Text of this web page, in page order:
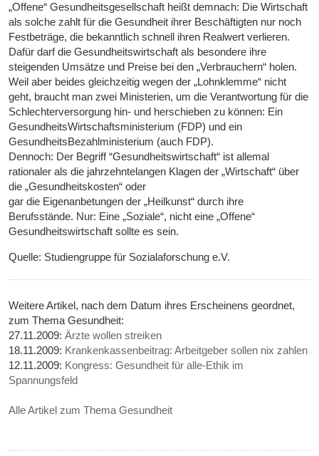
„Offene“ Gesundheitsgesellschaft heißt demnach: Die Wirtschaft
als solche zahlt für die Gesundheit ihrer Beschäftigten nur noch
Festbeträge, die bekanntlich schnell ihren Realwert verlieren.
Dafür darf die Gesundheitswirtschaft als besondere ihre
steigenden Umsätze und Preise bei den „Verbrauchern“ holen.
Weil aber beides gleichzeitig wegen der „Lohnklemme“ nicht
geht, braucht man zwei Ministerien, um die Verantwortung für die
Schlechterversorgung hin- und herschieben zu können: Ein
GesundheitsWirtschaftsministerium (FDP) und ein
GesundheitsBezahlministerium (auch FDP).
Dennoch: Der Begriff “Gesundheitswirtschaft“ ist allemal
rationaler als die jahrzehntelangen Klagen der „Wirtschaft“ über
die „Gesundheitskosten“ oder
gar die Eigenanbetungen der „Heilkunst“ durch ihre
Berufsstände. Nur: Eine „Soziale“, nicht eine „Offene“
Gesundheitswirtschaft sollte es sein.
Quelle: Studiengruppe für Sozialaforschung e.V.
Weitere Artikel, nach dem Datum ihres Erscheinens geordnet,
zum Thema Gesundheit:
27.11.2009:Ärzte wollen streiken
18.11.2009: Krankenkassenbeitrag: Arbeitgeber sollen nix zahlen
12.11.2009: Kongress: Gesundheit für alle-Ethik im
Spannungsfeld
Alle Artikel zum Thema Gesundheit